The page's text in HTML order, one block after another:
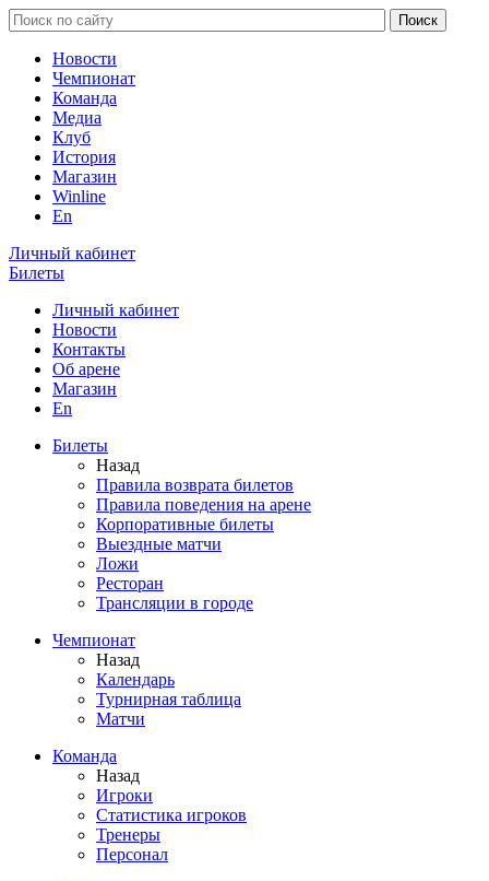
Новости
Чемпионат
Команда
Медиа
Клуб
История
Магазин
Winline
En
Личный кабинет
Билеты
Личный кабинет
Новости
Контакты
Об арене
Магазин
En
Билеты
Назад
Правила возврата билетов
Правила поведения на арене
Корпоративные билеты
Выездные матчи
Ложи
Ресторан
Трансляции в городе
Чемпионат
Назад
Календарь
Турнирная таблица
Матчи
Команда
Назад
Игроки
Статистика игроков
Тренеры
Персонал